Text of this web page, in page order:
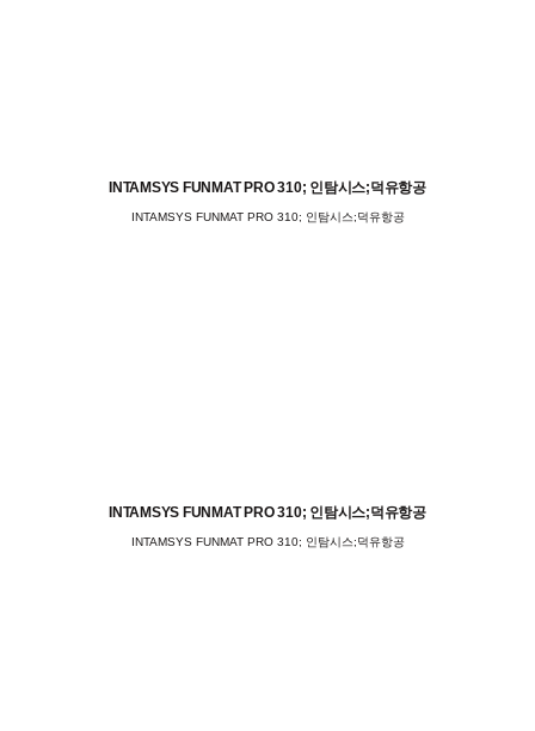
INTAMSYS FUNMAT PRO 310; 인탐시스;덕유항공
INTAMSYS FUNMAT PRO 310; 인탐시스;덕유항공
INTAMSYS FUNMAT PRO 310; 인탐시스;덕유항공
INTAMSYS FUNMAT PRO 310; 인탐시스;덕유항공